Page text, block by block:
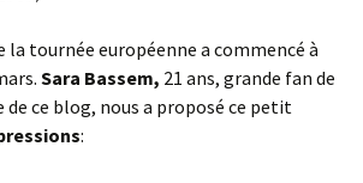
la tournée européenne a commencé à
Sara Bassem, 21 ans, grande fan de
ce blog, nous a proposé ce petit
: